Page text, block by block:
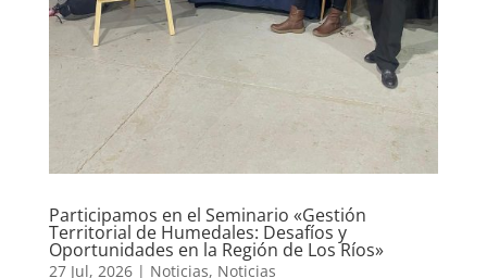
Participamos en el Seminario «Gestión
Territorial de Humedales: Desafíos y
Oportunidades en la Región de Los Ríos»
27 Jul, 2026| Noticias, Noticias